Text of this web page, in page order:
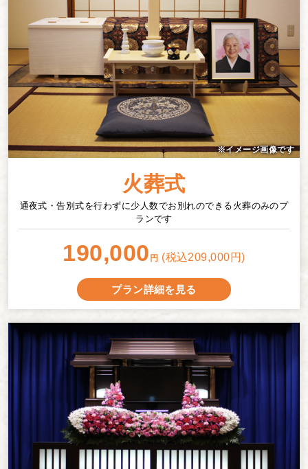
火葬式
通夜式・告別式を行わずに少人数でお別れのできる火葬のみのプ
ランです
190,000 円 (税込209,000円)
プラン詳細を見る